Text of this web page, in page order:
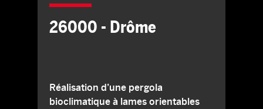
26000 - Drôme
Réalisation d’une pergola
bioclimatique à lames orientables